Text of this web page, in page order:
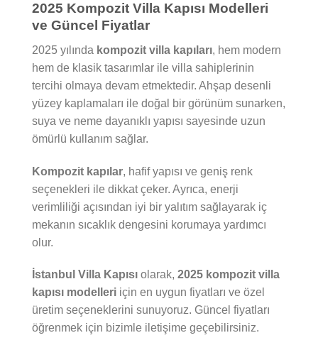
2025 Kompozit Villa Kapısı Modelleri
ve Güncel Fiyatlar
2025 yılında kompozit villa kapıları, hem modern
hem de klasik tasarımlar ile villa sahiplerinin
tercihi olmaya devam etmektedir. Ahşap desenli
yüzey kaplamaları ile doğal bir görünüm sunarken,
suya ve neme dayanıklı yapısı sayesinde uzun
ömürlü kullanım sağlar.
Kompozit kapılar, hafif yapısı ve geniş renk
seçenekleri ile dikkat çeker. Ayrıca, enerji
verimliliği açısından iyi bir yalıtım sağlayarak iç
mekanın sıcaklık dengesini korumaya yardımcı
olur.
İstanbul Villa Kapısı olarak, 2025 kompozit villa
kapısı modelleri için en uygun fiyatları ve özel
üretim seçeneklerini sunuyoruz. Güncel fiyatları
öğrenmek için bizimle iletişime geçebilirsiniz.